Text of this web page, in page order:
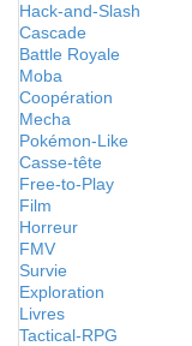
Hack-and-Slash
Cascade
Battle Royale
Moba
Coopération
Mecha
Pokémon-Like
Casse-tête
Free-to-Play
Film
Horreur
FMV
Survie
Exploration
Livres
Tactical-RPG